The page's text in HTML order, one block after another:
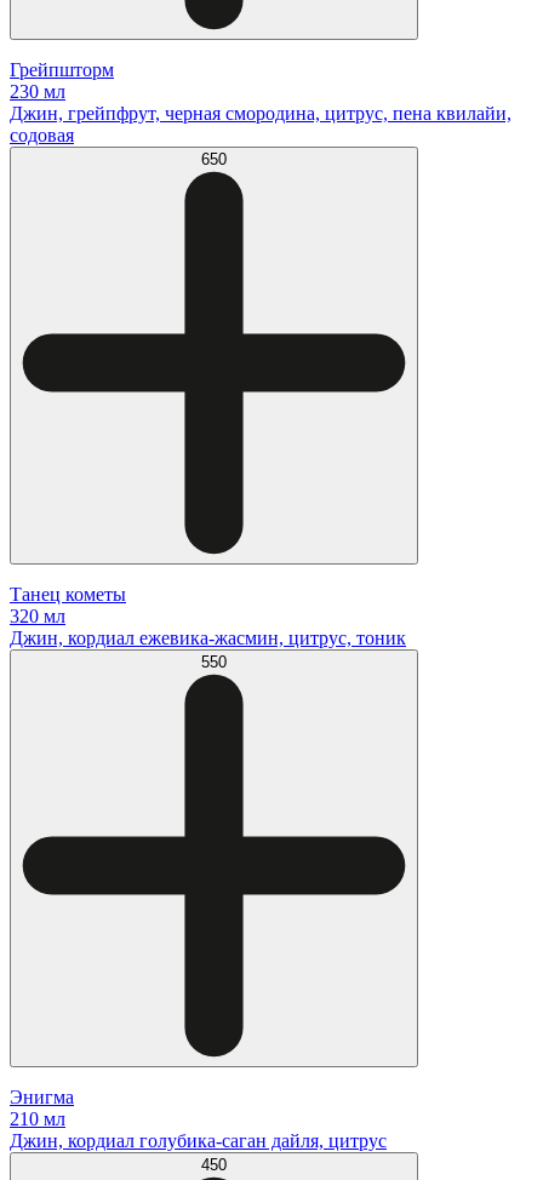
Грейпшторм
230 мл
Джин, грейпфрут, черная смородина, цитрус, пена квилайи,
содовая
650
Танец кометы
320 мл
Джин, кордиал ежевика-жасмин, цитрус, тоник
550
Энигма
210 мл
Джин, кордиал голубика-саган дайля, цитрус
450